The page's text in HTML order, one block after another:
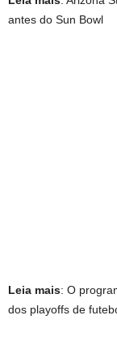
antes do Sun Bowl
Leia mais: O
dos playoffs de